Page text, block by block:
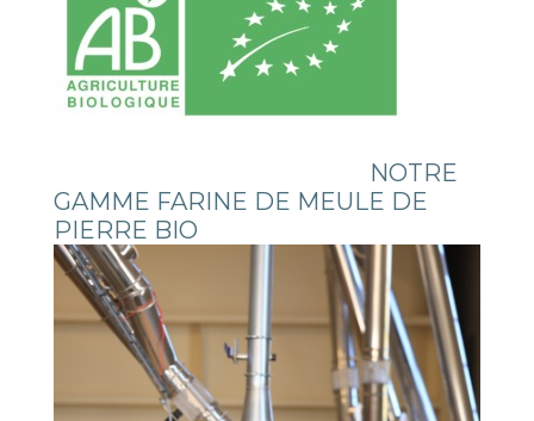
NOTRE
GAMME FARINE DE MEULE DE
PIERRE BIO